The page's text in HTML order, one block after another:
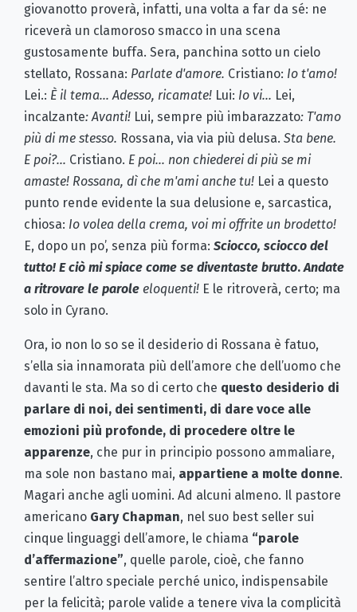
giovanotto proverà, infatti, una volta a far da sé: ne
riceverà un clamoroso smacco in una scena
gustosamente buffa. Sera, panchina sotto un cielo
stellato, Rossana: Parlate d'amore. Cristiano: Io t'amo!
Lei.: È il tema... Adesso, ricamate! Lui: Io vi... Lei,
incalzante: Avanti! Lui, sempre più imbarazzato: T'amo
più di me stesso. Rossana, via via più delusa. Sta bene.
E poi?... Cristiano. E poi... non chiederei di più se mi
amaste! Rossana, dì che m'ami anche tu! Lei a questo
punto rende evidente la sua delusione e, sarcastica,
chiosa: Io volea della crema, voi mi offrite un brodetto!
E, dopo un po’, senza più forma: Sciocco, sciocco del
tutto! E ciò mi spiace come se diventaste brutto.Andate
a ritrovare le parole eloquenti! E le ritroverà, certo; ma
solo in Cyrano.
Ora, io non lo so se il desiderio di Rossana è fatuo,
s’ella sia innamorata più dell’amore che dell’uomo che
davanti le sta. Ma so di certo che questo desiderio di
parlare di noi, dei sentimenti, di dare voce alle
emozioni più profonde, di procedere oltre le
apparenze, che pur in principio possono ammaliare,
ma sole non bastano mai, appartiene a molte donne.
Magari anche agli uomini. Ad alcuni almeno. Il pastore
americano Gary Chapman, nel suo best seller sui
cinque linguaggi dell’amore, le chiama “parole
d’affermazione”, quelle parole, cioè, che fanno
sentire l’altro speciale perché unico, indispensabile
per la felicità; parole valide a tenere viva la complicità